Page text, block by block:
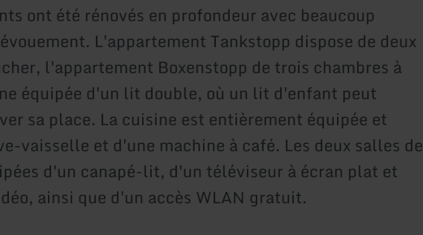
ont été rénovés en profondeur avec beaucoup
L'appartement Tankstopp dispose de deux
l'appartement Boxenstopp de trois chambres à
équipée d'un lit double, où un lit d'enfant peut
sa place. La cuisine est entièrement équipée et
vaisselle et d'une machine à café. Les deux salles de
d'un canapé-lit, d'un téléviseur à écran plat et
ainsi que d'un accès WLAN gratuit.